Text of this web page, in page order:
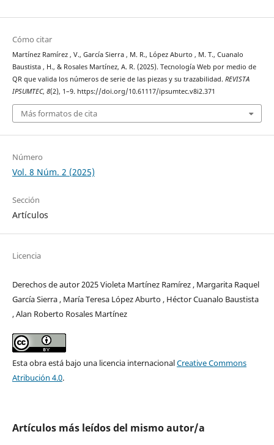
Cómo citar
Martínez Ramírez , V., García Sierra , M. R., López Aburto , M. T., Cuanalo
Baustista , H., & Rosales Martínez, A. R. (2025). Tecnología Web por medio de
QR que valida los números de serie de las piezas y su trazabilidad. REVISTA
IPSUMTEC, 8(2), 1–9. https://doi.org/10.61117/ipsumtec.v8i2.371
Más formatos de cita
Número
Vol. 8 Núm. 2 (2025)
Sección
Artículos
Licencia
Derechos de autor 2025 Violeta Martínez Ramírez , Margarita Raquel
García Sierra , María Teresa López Aburto , Héctor Cuanalo Baustista
, Alan Roberto Rosales Martínez
Esta obra está bajo una licencia internacionalCreative Commons
Atribución 4.0.
Artículos más leídos del mismo autor/a